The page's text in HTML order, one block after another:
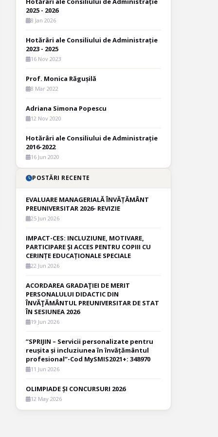
2025 - 2026
8 Jan 2026
Hotărâri ale Consiliului de Administrație
2023 - 2025
16 Nov 2023
Prof. Monica Răgușilă
8 Mar 2022
Adriana Simona Popescu
12 Nov 2020
Hotărâri ale Consiliului de Administrație
2016-2022
16 Jun 2020
POSTĂRI RECENTE
EVALUARE MANAGERIALĂ ÎNVĂȚĂMÂNT
PREUNIVERSITAR 2026- REVIZIE
25 Jun 2026
IMPACT-CES: INCLUZIUNE, MOTIVARE,
PARTICIPARE ȘI ACCES PENTRU COPIII CU
CERINȚE EDUCAȚIONALE SPECIALE
22 Jun 2026
ACORDAREA GRADAŢIEI DE MERIT
PERSONALULUI DIDACTIC DIN
ÎNVĂŢĂMÂNTUL PREUNIVERSITAR DE STAT
ÎN SESIUNEA 2026
19 Jun 2026
”SPRIJIN – Servicii personalizate pentru
reușita și incluziunea în învățământul
profesional”-Cod MySMIS2021+: 348970
11 Jun 2026
OLIMPIADE ȘI CONCURSURI 2026
12 May 2026